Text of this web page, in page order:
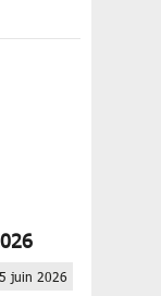
juin 2026